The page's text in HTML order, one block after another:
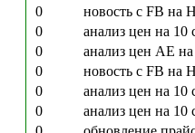
0
новость с FB на
0
анализ цен на 10
0
анализ цен AE на
0
новость с FB на
0
анализ цен на 10
0
анализ цен на 10